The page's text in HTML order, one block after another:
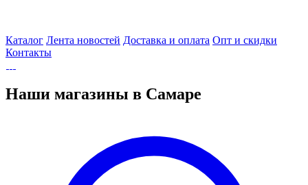
Каталог Лента новостей Доставка и оплата Опт и скидки
Контакты
Наши магазины в Самаре